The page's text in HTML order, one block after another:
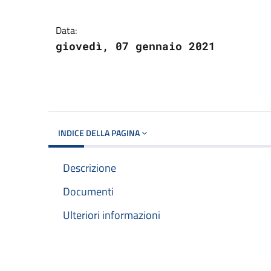
Data:
giovedì, 07 gennaio 2021
INDICE DELLA PAGINA
Descrizione
Documenti
Ulteriori informazioni